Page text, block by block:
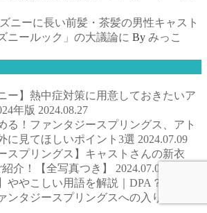
ニーに長い前髪・茶髪の男性キャスト
ニールック」の大議論に By みっこ
ー】熱中症対策に用意しておきたいア
年版 2024.08.27
る！ファンタジースプリングス、アト
に見てほしいポイント3選 2024.07.09
スプリングス】キャストさんの新衣
介！【全写真つき】 2024.07.07
ややこしい用語を解説｜DPA？スタン
ンタジースプリングスへの入り方